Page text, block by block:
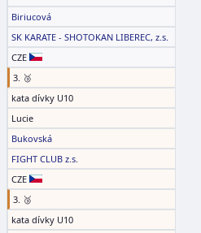
Biriucová
SK KARATE - SHOTOKAN LIBEREC, z.s.
CZE
3. 🥉
kata dívky U10
Lucie
Bukovská
FIGHT CLUB z.s.
CZE
3. 🥉
kata dívky U10